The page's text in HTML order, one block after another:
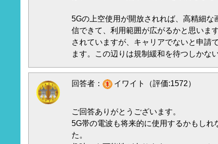
5Gの上空使用が開放されれば、高精細な
信できて、利用範囲が広がるかと思いま
されていますが、キャリアでないと申請
ます。この辺りは規制緩和を待つしかな
回答者： イワイト（評価:1572）
ご回答ありがとうございます。
5G帯の電波も将来的に使用するかもしれ
た。